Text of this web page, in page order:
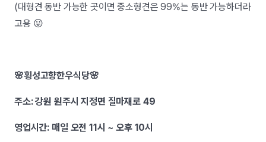
(대형견 동반 가능한 곳이면 중소형견은 99%는 동반 가능하더라
고용 😛
🌸횡성고향한우식당🌸
주소: 강원 원주시 지정면 질마재로 49
영업시간: 매일 오전 11시 ~ 오후 10시